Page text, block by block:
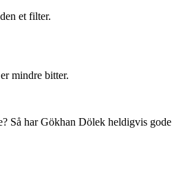
et filter.
mindre bitter.
Så har Gökhan Dölek heldigvis gode